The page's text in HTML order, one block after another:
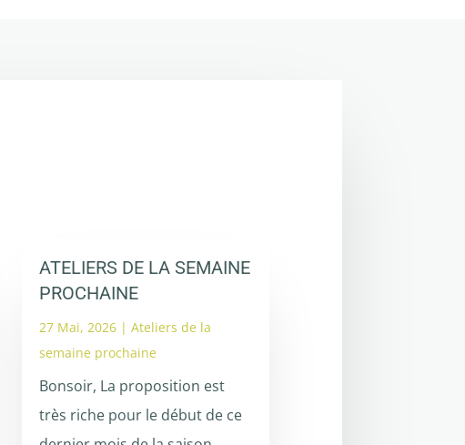
ATELIERS DE LA SEMAINE
PROCHAINE
27 Mai, 2026 |Ateliers de la
semaine prochaine
Bonsoir, La proposition est
très riche pour le début de ce